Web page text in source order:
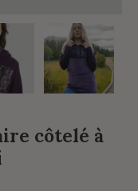
côtelé à